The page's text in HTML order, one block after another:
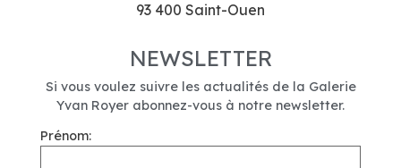
93 400 Saint-Ouen
NEWSLETTER
Si vous voulez suivre les actualités de la Galerie
Yvan Royer abonnez-vous à notre newsletter.
Prénom: